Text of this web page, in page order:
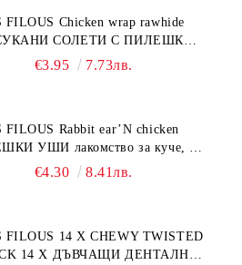
FILOUS Chicken wrap rawhide
СОЛЕТИ С ПИЛЕШКО,
за куче, 100 г
€3.95 7.73лв.
FILOUS Rabbit ear’N chicken
УШИ лакомство за куче, 50
€4.30 8.41лв.
FILOUS 14 X CHEWY TWISTED
ДЕНТАЛНИ